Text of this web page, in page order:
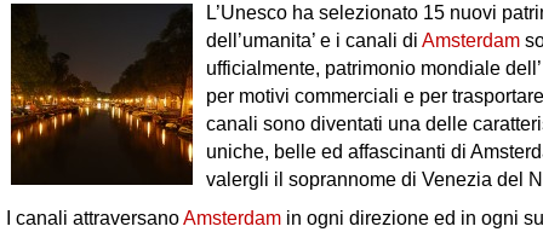
L’Unesco ha selezionato 15 nuovi
dell’umanita’ e i canali di Amsterdam
ufficialmente, patrimonio mondiale
per motivi commerciali e per
canali sono diventati una delle
uniche, belle ed affascinanti di
valergli il soprannome di Venezia del
I canali attraversano Amsterdam in ogni direzione ed in ogni